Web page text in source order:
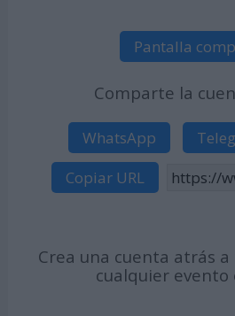
Pantalla
Comparte la
WhatsApp
Copiar URL
Crea una cuenta atrás
cualquier evento